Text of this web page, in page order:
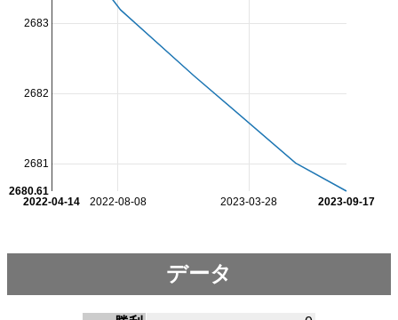
2022-08-08 2023-03-28
2022-04-14 2023-09-17
2681
2682
2683
2680.61
データ